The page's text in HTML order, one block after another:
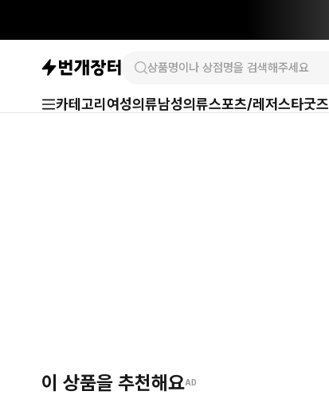
카테고리 여성의류남성의류스포츠/레저스타굿즈
이 상품을 추천해요AD